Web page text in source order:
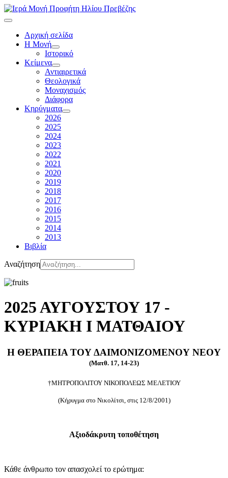
Αρχική σελίδα
Η Μονή
Ιστορικό
Κείμενα
Αντιαιρετικά
Θεολογικά
Μοναχισμός
Διάφορα
Κηρύγματα
2026
2025
2024
2023
2022
2021
2020
2019
2018
2017
2016
2015
2014
2013
Βιβλία
Αναζήτηση
2025 ΑΥΓΟΥΣΤΟΥ 17 -
ΚΥΡΙΑΚΗ Ι ΜΑΤΘΑΙΟΥ
Η ΘΕΡΑΠΕΙΑ ΤΟΥ ΔΑΙΜΟΝΙΖΟΜΕΝΟΥ ΝΕΟΥ
(Ματθ. 17, 14-23)
†ΜΗΤΡΟΠΟΛΙΤΟΥ ΝΙΚΟΠΟΛΕΩΣ ΜΕΛΕΤΙΟΥ
(Κήρυγμα στο Νικολίτσι, στις 12/8/2001)
Αξιοδάκρυτη τοποθέτηση
Κάθε άνθρωπο τον απασχολεί το ερώτημα: